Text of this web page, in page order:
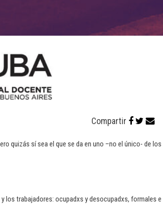
Compartir
quizás sí sea el que se da en uno –no el único- de los
los trabajadores: ocupadxs y desocupadxs, formales e